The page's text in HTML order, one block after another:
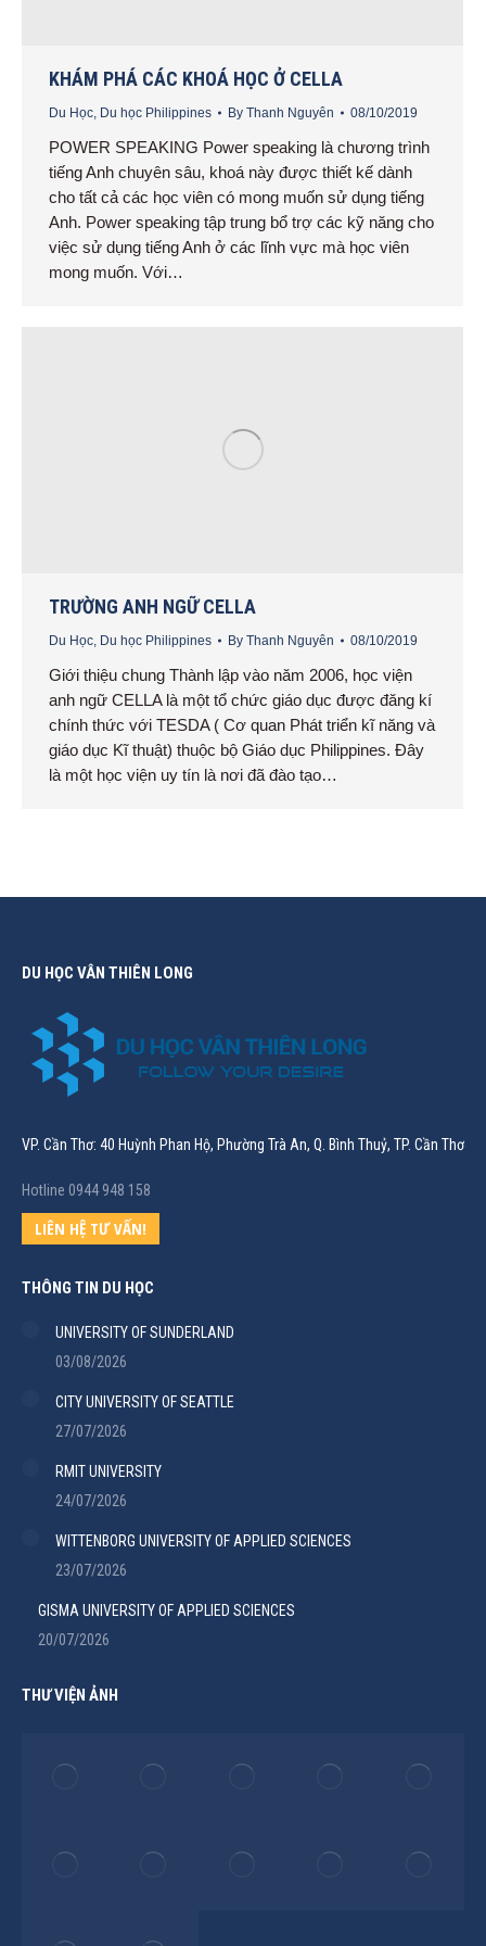
KHÁM PHÁ CÁC KHOÁ HỌC Ở CELLA
Du Học Du học Philippines By Thanh Nguyên 08/10/2019
POWER SPEAKING Power speaking là chương trình
tiếng Anh chuyên sâu, khoá này được thiết kế dành
cho tất cả các học viên có mong muốn sử dụng tiếng
Anh. Power speaking tập trung bổ trợ các kỹ năng cho
việc sử dụng tiếng Anh ở các lĩnh vực mà học viên
mong muốn. Với…
TRƯỜNG ANH NGỮ CELLA
Du Học, Du học Philippines By Thanh Nguyên 08/10/2019
Giới thiệu chung Thành lập vào năm 2006, học viện
anh ngữ CELLA là một tổ chức giáo dục được đăng kí
chính thức với TESDA ( Cơ quan Phát triển kĩ năng và
giáo dục Kĩ thuật) thuộc bộ Giáo dục Philippines. Đây
là một học viện uy tín là nơi đã đào tạo…
DU HỌC VÂN THIÊN LONG
VP. Cần Thơ: 40 Huỳnh Phan Hộ, Phường Trà An, Q. Bình Thuỷ, TP. Cần Thơ
Hotline 0944 948 158
LIÊN HỆ TƯ VẤN!
THÔNG TIN DU HỌC
UNIVERSITY OF SUNDERLAND
03/08/2026
CITY UNIVERSITY OF SEATTLE
27/07/2026
RMIT UNIVERSITY
24/07/2026
WITTENBORG UNIVERSITY OF APPLIED SCIENCES
23/07/2026
GISMA UNIVERSITY OF APPLIED SCIENCES
20/07/2026
THƯ VIỆN ẢNH